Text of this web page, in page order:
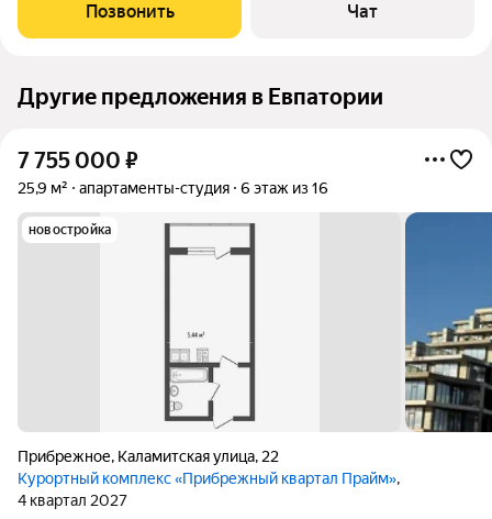
медецинские учреждения. В 5 минутах езды
Позвонить Чат
Другие предложения в Евпатории
7 755 000 ₽
25,9 м² апартаменты-студия 6 этаж из 16
новостройка
Прибрежное, Каламитская улица, 22
Курортный комплекс «Прибрежный квартал Прайм»,
4 квартал 2027